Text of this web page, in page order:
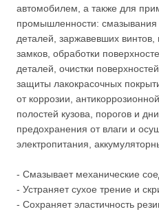
автомобилем, а также для
промышленности:
деталей, заржавевших
замков, обработки
деталей, очистки
защиты лакокрасочных
от коррозии,
полостей кузова, порогов и
предохранения от влаги и
электропитания,
- Смазывает механические
- Устраняет сухое трение и
- Сохраняет эластичность